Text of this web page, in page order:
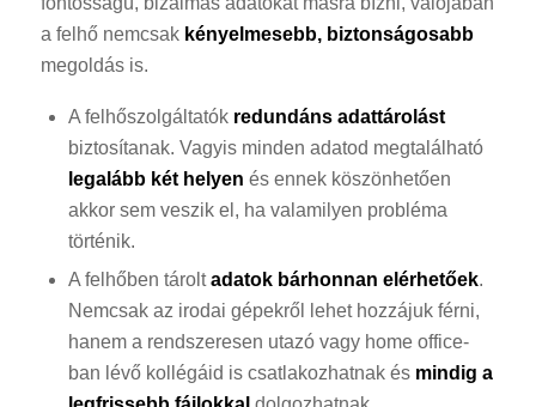
a felhő nemcsak kényelmesebb, biztonságosabb
megoldás is.
A felhőszolgáltatók redundáns adattárolást
biztosítanak. Vagyis minden adatod megtalálható
legalább két helyen és ennek köszönhetően
akkor sem veszik el, ha valamilyen probléma
történik.
A felhőben tároltadatok bárhonnan elérhetőek.
Nemcsak az irodai gépekről lehet hozzájuk férni,
hanem a rendszeresen utazó vagy home office-
ban lévő kollégáid is csatlakozhatnak és mindig a